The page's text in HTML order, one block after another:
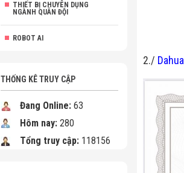
THIẾT BỊ CHUYÊN DỤNG
NGÀNH QUÂN ĐỘI
ROBOT AI
THỐNG KÊ TRUY CẬP
Đang Online: 63
Hôm nay: 280
Tổng truy cập: 118156
2./ Dahua